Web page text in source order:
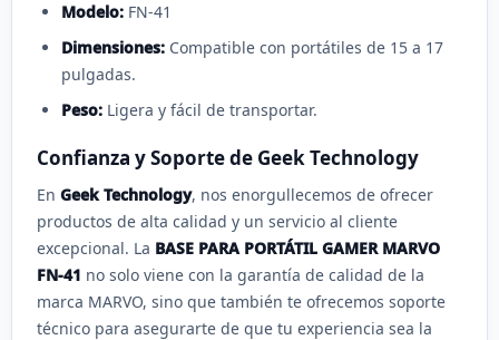
Modelo: FN-41
Dimensiones: Compatible con portátiles de 15 a 17
pulgadas.
Peso: Ligera y fácil de transportar.
Confianza y Soporte de Geek Technology
En Geek Technology, nos enorgullecemos de ofrecer
productos de alta calidad y un servicio al cliente
excepcional. La BASE PARA PORTÁTIL GAMER MARVO
FN-41 no solo viene con la garantía de calidad de la
marca MARVO, sino que también te ofrecemos soporte
técnico para asegurarte de que tu experiencia sea la